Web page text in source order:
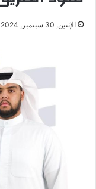
الإثنين, 30 سبتمبر, 2024 6:53 م